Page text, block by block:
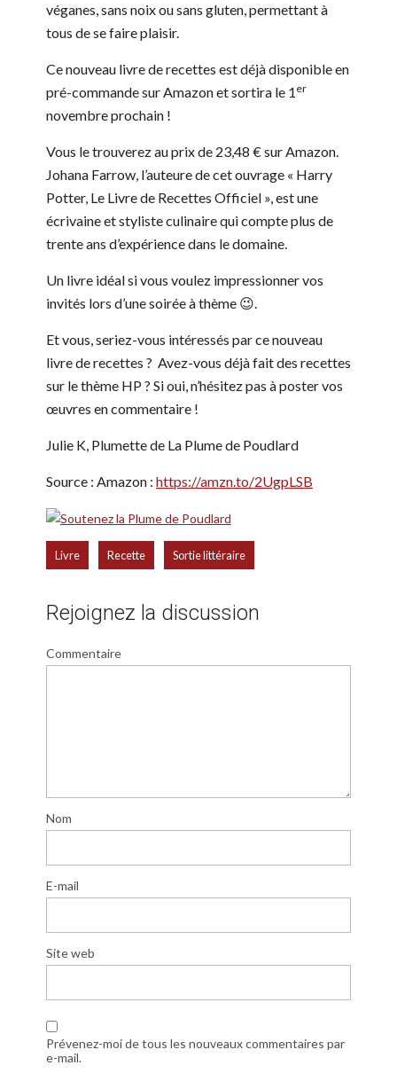
véganes, sans noix ou sans gluten, permettant à
tous de se faire plaisir.
Ce nouveau livre de recettes est déjà disponible en
pré-commande sur Amazon et sortira le 1 er
novembre prochain !
Vous le trouverez au prix de 23,48 € sur Amazon.
Johana Farrow, l’auteure de cet ouvrage « Harry
Potter, Le Livre de Recettes Officiel », est une
écrivaine et styliste culinaire qui compte plus de
trente ans d’expérience dans le domaine.
Un livre idéal si vous voulez impressionner vos
invités lors d’une soirée à thème 😉.
Et vous, seriez-vous intéressés par ce nouveau
livre de recettes ? Avez-vous déjà fait des recettes
sur le thème HP ? Si oui, n’hésitez pas à poster vos
œuvres en commentaire !
Julie K, Plumette de La Plume de Poudlard
Source : Amazon : https://amzn.to/2UgpLSB
Livre Recette Sortie littéraire
Rejoignez la discussion
Commentaire
Nom
E-mail
Site web
Prévenez-moi de tous les nouveaux commentaires par
e-mail.